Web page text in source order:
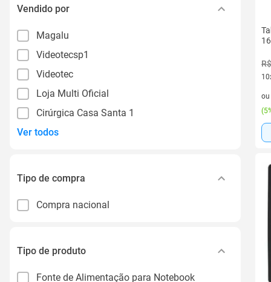
Vendido por
Magalu
Videotecsp1
Videotec
Loja Multi Oficial
Cirúrgica Casa Santa 1
Ver todos
Tipo de compra
Compra nacional
Tipo de produto
Fonte de Alimentação para Notebook
ou
(